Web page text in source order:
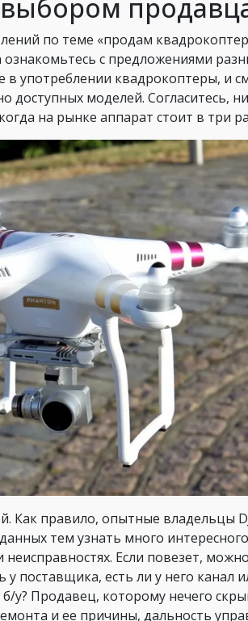
по теме «продам квадрокоптер
ознакомьтесь с предложениями
употреблении квадрокоптеры, и
моделей. Согласитесь,
на рынке аппарат стоит в три
Как правило, опытные владельцы
тем узнать много
неисправностях. Если повезет,
поставщика, есть ли у него канал
у? Продавец, которому нечего
и ее причины, дальность